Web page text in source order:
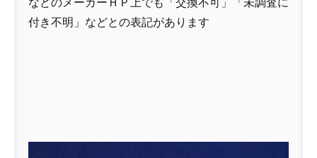
などのメーカーＨＰ上でも「交換不可」「未調査に
付き不明」などとの表記があります